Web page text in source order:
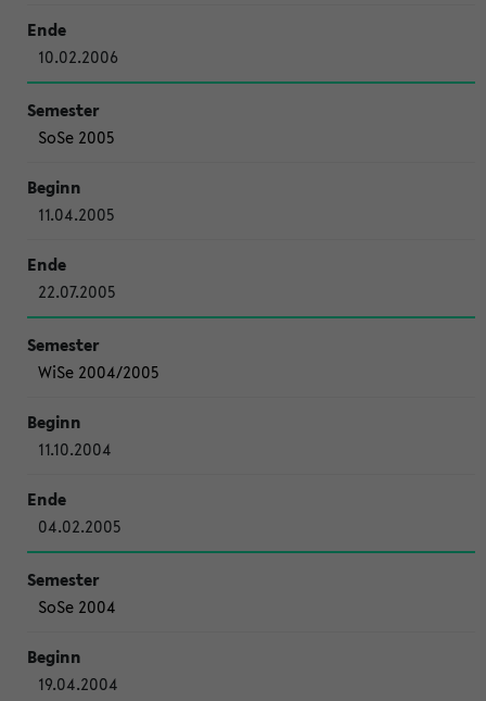
10.02.2006
SoSe 2005
11.04.2005
22.07.2005
WiSe 2004/2005
11.10.2004
04.02.2005
SoSe 2004
19.04.2004